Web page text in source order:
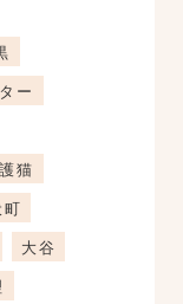
ー
猫
大谷